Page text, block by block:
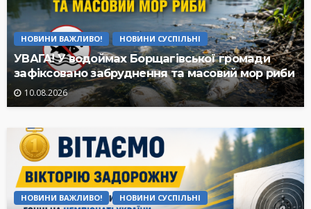
НОВИНИ ВАЖЛИВО! НОВИНИ СУСПІЛЬНІ
УВАГА! У водоймах Борщагівської громади
зафіксовано забруднення та масовий мор риби
10.08.2026
НОВИНИ ВАЖЛИВО! НОВИНИ СУСПІЛЬНІ